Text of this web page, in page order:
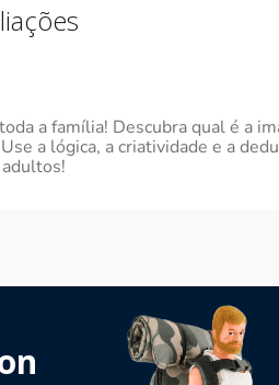
a família! Descubra qual é a
a lógica, a criatividade e a